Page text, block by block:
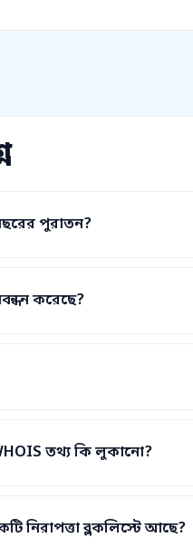
পুরাতন?
করেছে?
তথ্য কি লুকানো?
নিরাপত্তা ব্লকলিস্টে আছে?